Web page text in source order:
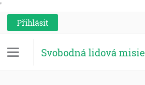
'
Přihlásit
Svobodná lidová misie